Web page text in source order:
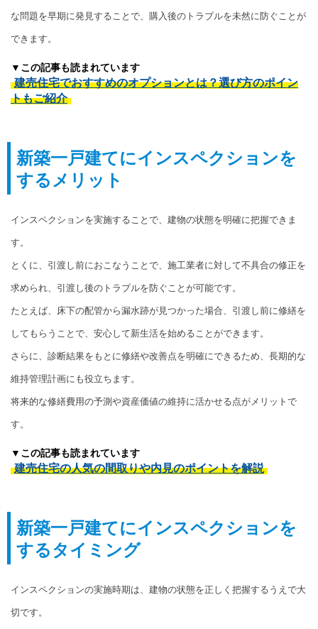
な問題を早期に発見することで、購入後のトラブルを未然に防ぐことが
できます。
▼この記事も読まれています
建売住宅でおすすめのオプションとは？選び方のポイン
トもご紹介
新築一戸建てにインスペクションを
するメリット
インスペクションを実施することで、建物の状態を明確に把握できま
す。
とくに、引渡し前におこなうことで、施工業者に対して不具合の修正を
求められ、引渡し後のトラブルを防ぐことが可能です。
たとえば、床下の配管から漏水跡が見つかった場合、引渡し前に修繕を
してもらうことで、安心して新生活を始めることができます。
さらに、診断結果をもとに修繕や改善点を明確にできるため、長期的な
維持管理計画にも役立ちます。
将来的な修繕費用の予測や資産価値の維持に活かせる点がメリットで
す。
▼この記事も読まれています
建売住宅の人気の間取りや内見のポイントを解説
新築一戸建てにインスペクションを
するタイミング
インスペクションの実施時期は、建物の状態を正しく把握するうえで大
切です。